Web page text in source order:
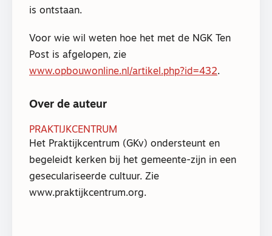
is ontstaan.
Voor wie wil weten hoe het met de NGK Ten
Post is afgelopen, zie
www.opbouwonline.nl/artikel.php?id=432.
Over de auteur
PRAKTIJKCENTRUM
Het Praktijkcentrum (GKv) ondersteunt en
begeleidt kerken bij het gemeente-zijn in een
geseculariseerde cultuur. Zie
www.praktijkcentrum.org.